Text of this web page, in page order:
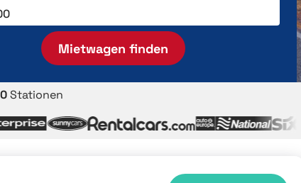
Mietwagen finden
Stationen